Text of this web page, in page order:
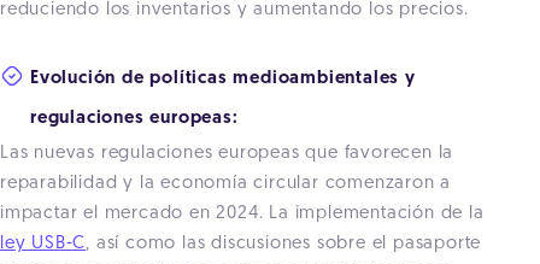
reduciendo los inventarios y aumentando los precios.
Evolución de políticas medioambientales y
regulaciones europeas:
Las nuevas regulaciones europeas que favorecen la
reparabilidad y la economía circular comenzaron a
impactar el mercado en 2024. La implementación de la
ley USB-C, así como las discusiones sobre el pasaporte